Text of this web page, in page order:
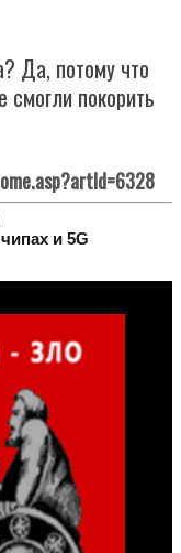
Да, потому что
смогли покорить
и 5G